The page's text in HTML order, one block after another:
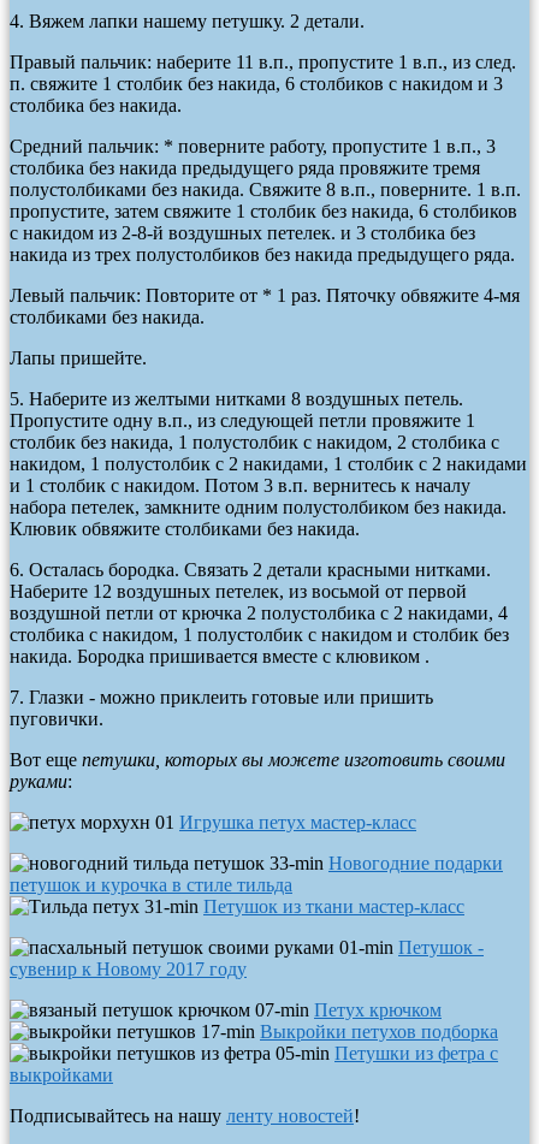
4. Вяжем лапки нашему петушку. 2 детали.
Правый пальчик: наберите 11 в.п., пропустите 1 в.п., из след.
п. свяжите 1 столбик без накида, 6 столбиков с накидом и 3
столбика без накида.
Средний пальчик: * поверните работу, пропустите 1 в.п., 3
столбика без накида предыдущего ряда провяжите тремя
полустолбиками без накида. Свяжите 8 в.п., поверните. 1 в.п.
пропустите, затем свяжите 1 столбик без накида, 6 столбиков
с накидом из 2-8-й воздушных петелек. и 3 столбика без
накида из трех полустолбиков без накида предыдущего ряда.
Левый пальчик: Повторите от * 1 раз. Пяточку обвяжите 4-мя
столбиками без накида.
Лапы пришейте.
5. Наберите из желтыми нитками 8 воздушных петель.
Пропустите одну в.п., из следующей петли провяжите 1
столбик без накида, 1 полустолбик с накидом, 2 столбика с
накидом, 1 полустолбик с 2 накидами, 1 столбик с 2 накидами
и 1 столбик с накидом. Потом 3 в.п. вернитесь к началу
набора петелек, замкните одним полустолбиком без накида.
Клювик обвяжите столбиками без накида.
6. Осталась бородка. Связать 2 детали красными нитками.
Наберите 12 воздушных петелек, из восьмой от первой
воздушной петли от крючка 2 полустолбика с 2 накидами, 4
столбика с накидом, 1 полустолбик с накидом и столбик без
накида. Бородка пришивается вместе с клювиком .
7. Глазки - можно приклеить готовые или пришить
пуговички.
Вот еще петушки, которых вы можете изготовить своими
руками:
Игрушка петух мастер-класс
Новогодние подарки
петушок и курочка в стиле тильда
Петушок из ткани мастер-класс
Петушок -
сувенир к Новому 2017 году
Петух крючком
Выкройки петухов подборка
Петушки из фетра с
выкройками
Подписывайтесь на нашу ленту новостей!